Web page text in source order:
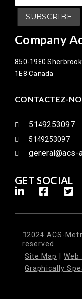
Company
850-1980
1E8 Canada
CONTACTEZ-
5149253097
5149253097
general@acs-
GET SOCIAL
2024 ACS-
reserved.
Site Map
Web
Graphically